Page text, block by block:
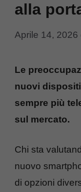
alla
Aprile 14, 2026
Le
nuovi
sempre più
sul mercato.
Chi sta
nuovo
di opzioni